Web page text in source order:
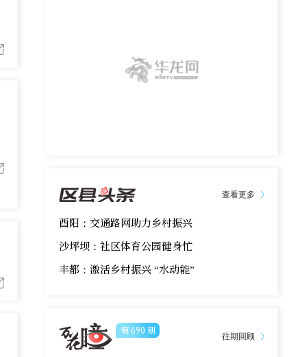
查看更多
酉阳：交通路网助力乡村振兴
沙坪坝：社区体育公园健身忙
丰都：激活乡村振兴 “水动能”
第690 期
往期回顾